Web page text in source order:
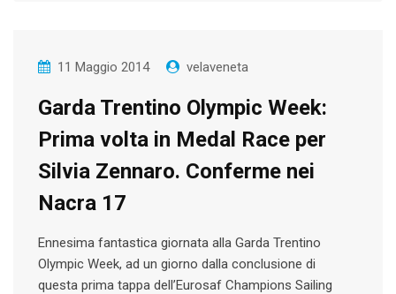
11 Maggio 2014 velaveneta
Garda Trentino Olympic Week:
Prima volta in Medal Race per
Silvia Zennaro. Conferme nei
Nacra 17
Ennesima fantastica giornata alla Garda Trentino
Olympic Week, ad un giorno dalla conclusione di
questa prima tappa dell’Eurosaf Champions Sailing